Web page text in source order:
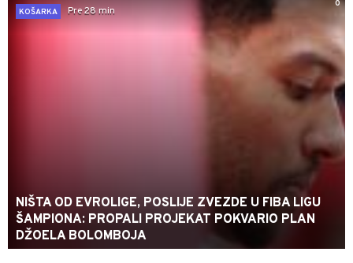
0
KOŠARKA
Pre 28 min
NIŠTA OD EVROLIGE, POSLIJE ZVEZDE U FIBA LIGU
ŠAMPIONA: PROPALI PROJEKAT POKVARIO PLAN
DŽOELA BOLOMBOJA